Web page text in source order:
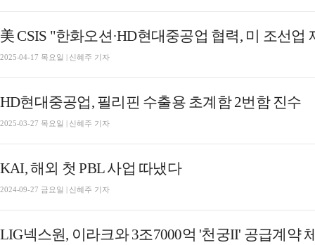
美 CSIS "한화오션·HD현대중공업 협력, 미 조선업
2025-04-17 목요일 | 신혜주 기자
HD현대중공업, 필리핀 수출용 초계함 2번함 진수
2025-03-27 목요일 | 신혜주 기자
KAI, 해외 첫 PBL 사업 따냈다
2024-09-27 금요일 | 신혜주 기자
LIG넥스원, 이라크와 3조7000억 '천궁II' 공급계약